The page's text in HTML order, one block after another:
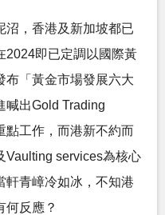
沼，香港及新加坡都已
2024即已定調以國際黃
布「黃金市場發展六大
喊出Gold Trading
點工作，而港新不約而
Vaulting services為核心
軒青嶂冷如冰，不知港
何反應？